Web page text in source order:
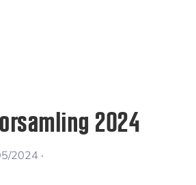
2024
2024 ·